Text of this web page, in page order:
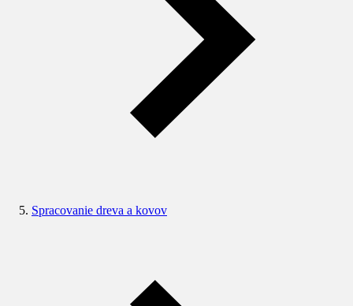
Spracovanie dreva a kovov